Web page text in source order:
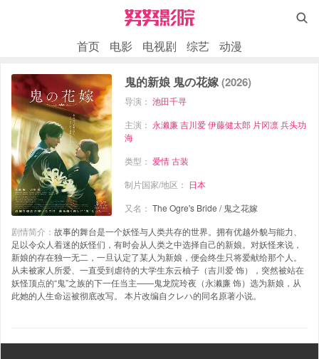

首页 电影 电视剧 综艺 动漫
鬼的新娘 鬼の花嫁(2026)
导演：池田千寻
主演：永濑廉 吉川爱 伊藤健太郎 片冈凛 兵头功
海
类型：爱情 古装
制片国家/地区： 日本
又名：The Ogre's Bride / 鬼之花嫁
剧情简介： 故事的舞台是一个妖怪与人类共存的世界。拥有优越外貌与能力、
足以令众人着迷的妖怪们，有时会从人类之中选择自己的新娘。对妖怪来说，
新娘的存在独一无二，一旦认定了某人为新娘，便会终生只将爱献给那个人。
从未被家人所爱、一直受到虐待的大学生东云柚子（吉川爱 饰），突然被站在
妖怪顶点的“鬼”之族的下一任当主——鬼龙院玲夜（永濑廉 饰）选为新娘，从
此她的人生命运被彻底改写。 本片改编自クレハ的同名原著小说。